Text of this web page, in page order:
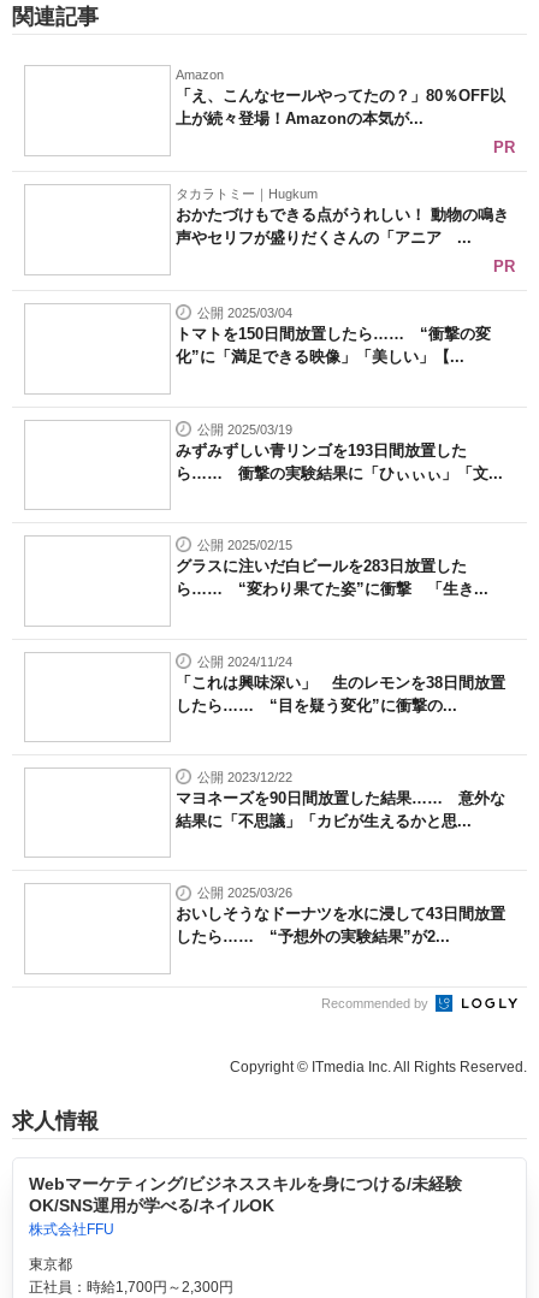
関連記事
Amazon
「え、こんなセールやってたの？」80％OFF以
上が続々登場！Amazonの本気が...
PR
タカラトミー｜Hugkum
おかたづけもできる点がうれしい！ 動物の鳴き
声やセリフが盛りだくさんの「アニア ...
PR
公開 2025/03/04
トマトを150日間放置したら…… “衝撃の変
化”に「満足できる映像」「美しい」【...
公開 2025/03/19
みずみずしい青リンゴを193日間放置した
ら…… 衝撃の実験結果に「ひぃぃぃ」「文...
公開 2025/02/15
グラスに注いだ白ビールを283日放置した
ら…… “変わり果てた姿”に衝撃 「生き...
公開 2024/11/24
「これは興味深い」 生のレモンを38日間放置
したら…… “目を疑う変化”に衝撃の...
公開 2023/12/22
マヨネーズを90日間放置した結果…… 意外な
結果に「不思議」「カビが生えるかと思...
公開 2025/03/26
おいしそうなドーナツを水に浸して43日間放置
したら…… “予想外の実験結果”が2...
Recommended by
Copyright © ITmedia Inc. All Rights Reserved.
求人情報
Webマーケティング/ビジネススキルを身につける/未経験
OK/SNS運用が学べる/ネイルOK
株式会社FFU
東京都
正社員：時給1,700円～2,300円